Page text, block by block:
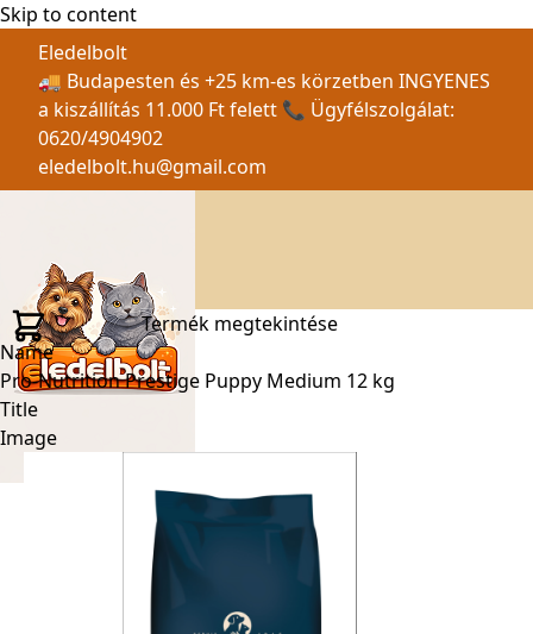
Skip to content
Eledelbolt
🚚 Budapesten és +25 km-es körzetben INGYENES
a kiszállítás 11.000 Ft felett 📞 Ügyfélszolgálat:
0620/4904902
eledelbolt.hu@gmail.com
Termék megtekintése
Name
Pro-Nutrition Prestige Puppy Medium 12 kg
Title
Image